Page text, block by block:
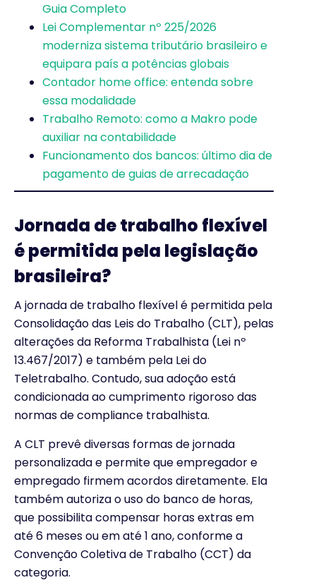
Guia Completo
Lei Complementar nº 225/2026
moderniza sistema tributário brasileiro e
equipara país a potências globais
Contador home office: entenda sobre
essa modalidade
Trabalho Remoto: como a Makro pode
auxiliar na contabilidade
Funcionamento dos bancos: último dia de
pagamento de guias de arrecadação
Jornada de trabalho flexível
é permitida pela legislação
brasileira?
A jornada de trabalho flexível é permitida pela
Consolidação das Leis do Trabalho (CLT), pelas
alterações da Reforma Trabalhista (Lei nº
13.467/2017) e também pela Lei do
Teletrabalho. Contudo, sua adoção está
condicionada ao cumprimento rigoroso das
normas de compliance trabalhista.
A CLT prevê diversas formas de jornada
personalizada e permite que empregador e
empregado firmem acordos diretamente. Ela
também autoriza o uso do banco de horas,
que possibilita compensar horas extras em
até 6 meses ou em até 1 ano, conforme a
Convenção Coletiva de Trabalho (CCT) da
categoria.